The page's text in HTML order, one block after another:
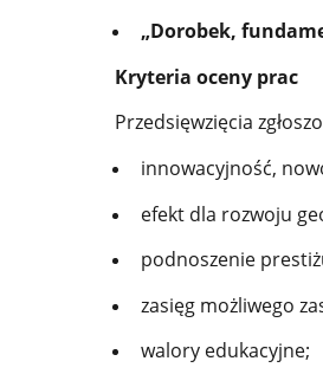
„Dorobek,
Kryteria oceny prac
Przedsięwzięcia
innowacyjność,
efekt dla rozwoju
podnoszenie
zasięg możliwego
walory edukacyjne;